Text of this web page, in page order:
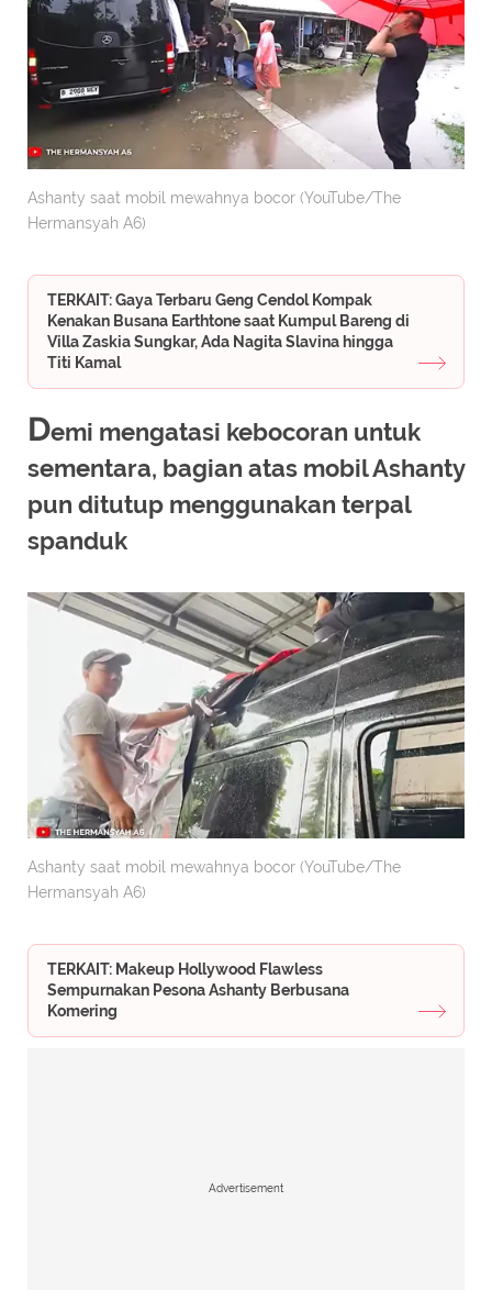
Ashanty saat mobil mewahnya bocor (YouTube/The
Hermansyah A6)
TERKAIT: Gaya Terbaru Geng Cendol Kompak
Kenakan Busana Earthtone saat Kumpul Bareng di
Villa Zaskia Sungkar, Ada Nagita Slavina hingga
Titi Kamal
Demi mengatasi kebocoran untuk
sementara, bagian atas mobil Ashanty
pun ditutup menggunakan terpal
spanduk
Ashanty saat mobil mewahnya bocor (YouTube/The
Hermansyah A6)
TERKAIT: Makeup Hollywood Flawless
Sempurnakan Pesona Ashanty Berbusana
Komering
Advertisement